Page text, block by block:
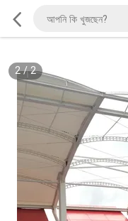
2/2